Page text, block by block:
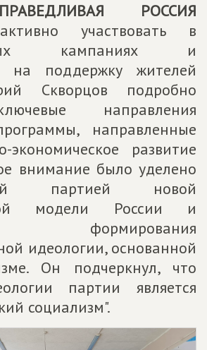
РОССИЯ
участвовать в
кампаниях и
на поддержку жителей
Скворцов подробно
направления
направленные
экономическое развитие
внимание было уделено
партией новой
модели России и
формирования
идеологии, основанной
Он подчеркнул, что
партии является
социализм".